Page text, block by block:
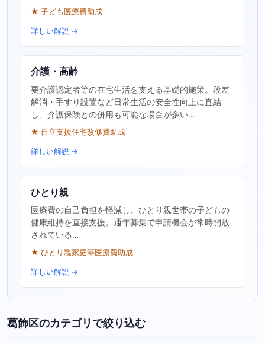
★ 子ども医療費助成
詳しい解説 →
介護・高齢
要介護認定者等の在宅生活を支える基礎的施策。段差
解消・手すり設置など日常生活の安全性向上に直結
し、介護保険との併用も可能な場合が多い…
★ 自立支援住宅改修費助成
詳しい解説 →
ひとり親
医療費の自己負担を軽減し、ひとり親世帯の子どもの
健康維持を直接支援。通年募集で申請機会が常時開放
されている…
★ ひとり親家庭等医療費助成
詳しい解説 →
葛飾区のカテゴリで絞り込む